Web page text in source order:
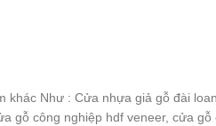
Như : Cửa nhựa giả gỗ đài
công nghiệp hdf veneer, cửa